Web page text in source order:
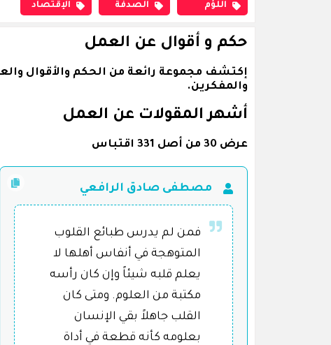
اللؤم الصدفة الإقتصاد
حكم و أقوال عن العمل
إكتشف مجموعة رائعة من الحكم والأقوال
والمفكرين.
أشهر المقولات عن العمل
عرض 30 من أصل 331 اقتباس
مصطفى صادق الرافعي
فمن لم يدرس طبائع القلوب
المتوهجة في أنفاس أهلها لا
يعلم قلبه شيئاً وإن كان رأسه
مكتبة من العلوم. ومتى كان
القلب جاهلاً بقي الإنسان
بعلومه كأنه قطعة في أداة